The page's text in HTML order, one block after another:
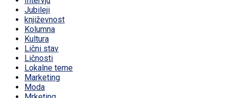
Jubileji
književnost
Kolumna
Kultura
Lični stav
Ličnosti
Lokalne teme
Marketing
Moda